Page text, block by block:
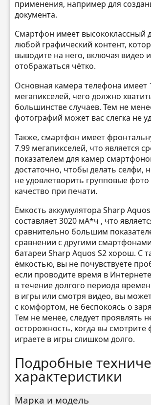
применения, например для
документа.
Смартфон имеет высококлассный
любой графический контент,
выводите на него, включая видео
отображаться чётко.
Основная камера телефона имеет
мегапикселей, чего должно
большинстве случаев. Тем не
фотографий может вас слегка не
Также, смартфон имеет
7.99 мегапикселей, что является
показателем для камер
достаточно, чтобы делать селфи,
не удовлетворить групповые
качество при печати.
Ёмкость аккумулятора Sharp
составляет 3020 мА*ч , что
сравнительно большим
сравнении с другими
батареи Sharp Aquos S2 хорош. С
ёмкостью, вы не почувствуете
если проводите время в
в течение долгого периода
в игры или смотря видео, вы
с комфортом, не беспокоясь о
Тем не менее, следует проявлять
осторожность, когда вы
играете в игры слишком долго.
Подробные
характеристики
Марка и модель